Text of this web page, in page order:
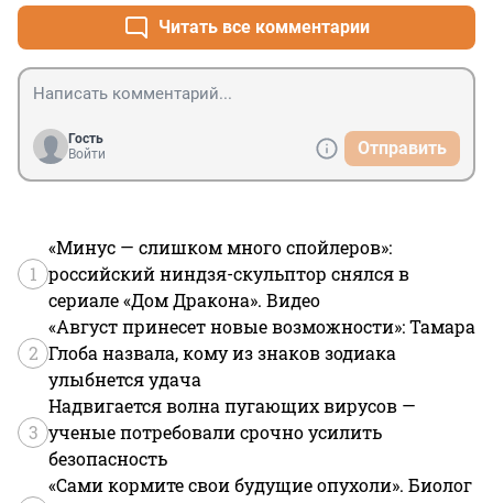
Читать все комментарии
Гость
Войти
Отправить
1
«Минус — слишком много спойлеров»:
российский ниндзя-скульптор снялся в
сериале «Дом Дракона». Видео
2
«Август принесет новые возможности»: Тамара
Глоба назвала, кому из знаков зодиака
улыбнется удача
3
Надвигается волна пугающих вирусов —
ученые потребовали срочно усилить
безопасность
«Сами кормите свои будущие опухоли». Биолог